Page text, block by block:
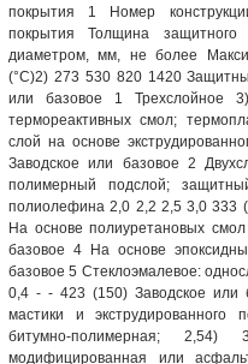
покрытия 1 Номер
покрытия Толщина
диаметром, мм, не более
(°С)2) 273 530 820 1420
или базовое 1 Трехслойное
термореактивных смол;
слой на основе
Заводское или базовое 2
полимерный подслой;
полиолефина 2,0 2,2 2,5 3,0 333
На основе полиуретановых
базовое 4 На основе
базовое 5 Стеклоэмалевое:
0,4 - - 423 (150) Заводское или
мастики и экструдированного
битумно-полимерная;
модифицированная или